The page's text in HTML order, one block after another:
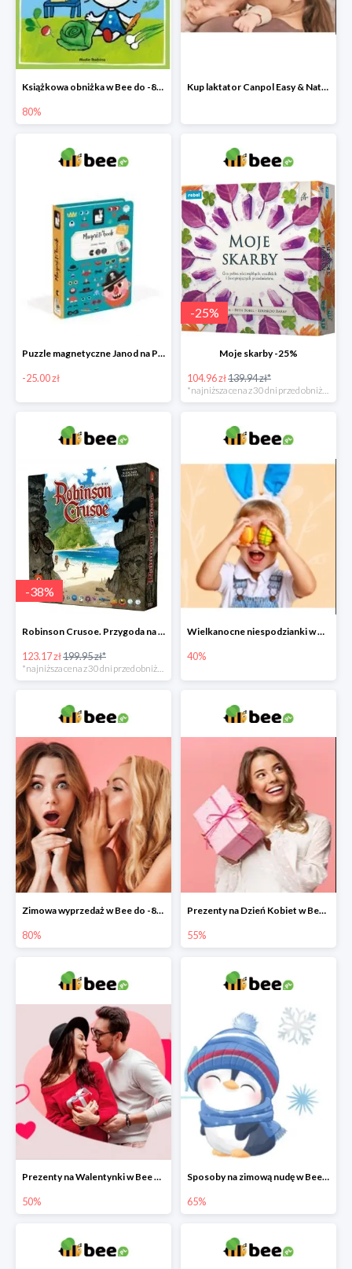
Książkowa obniżka w Bee do -80%
80%
Kup laktator Canpol Easy & Natural a nianię elektroniczną otrzymasz GRATIS!
Puzzle magnetyczne Janod na Preznt od zajączka w Bee -25 zł
-25.00 zł
-25%
Moje skarby -25%
104.96 zł139.94 zł*
*najniższa cena z 30 dni przed obniżką
-38%
Robinson Crusoe. Przygoda na przeklętej wyspie -38%
123.17 zł199.95 zł*
*najniższa cena z 30 dni przed obniżką
Wielkanocne niespodzianki w Bee do -40%
40%
Zimowa wyprzedaż w Bee do -80%
80%
Prezenty na Dzień Kobiet w Bee do -55%
55%
Prezenty na Walentynki w Bee do -50%
50%
Sposoby na zimową nudę w Bee do 65%
65%